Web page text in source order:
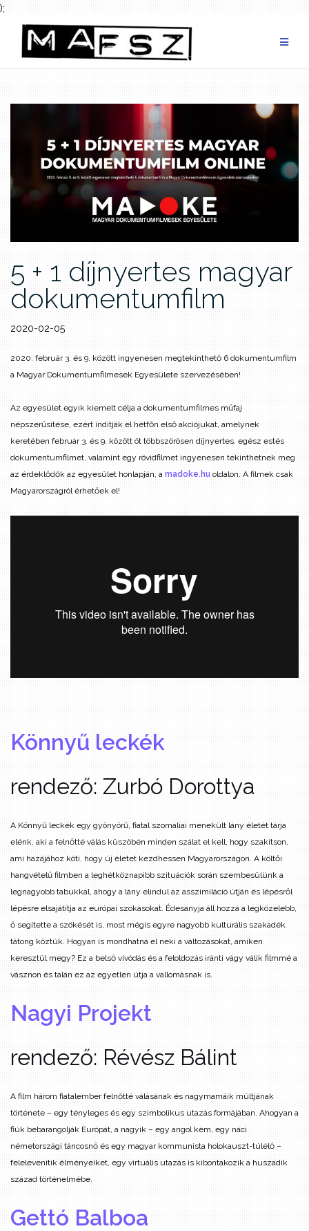
);
content
5 + 1 díjnyertes magyar
dokumentumfilm
2020-02-05
2020. február 3. és 9. között ingyenesen megtekinthető 6 dokumentumfilm
a Magyar Dokumentumfilmesek Egyesülete szervezésében!
Az egyesület egyik kiemelt célja a dokumentumfilmes műfaj
népszerűsítése, ezért indítják el hétfőn első akciójukat, amelynek
keretében február 3. és 9. között öt többszörösen díjnyertes, egész estés
dokumentumfilmet, valamint egy rövidfilmet ingyenesen tekinthetnek meg
az érdeklődők az egyesület honlapján, a madoke.hu oldalon. A filmek csak
Magyarországról érhetőek el!
Könnyű leckék
rendező: Zurbó Dorottya
A Könnyű leckék egy gyönyörű, fiatal szomáliai menekült lány életét tárja
elénk, aki a felnőtté válás küszöbén minden szálat el kell, hogy szakítson,
ami hazájához köti, hogy új életet kezdhessen Magyarországon. A költői
hangvételű filmben a leghétköznapibb szituációk során szembesülünk a
legnagyobb tabukkal, ahogy a lány elindul az asszimiláció útján és lépésről
lépésre elsajátítja az európai szokásokat. Édesanyja áll hozzá a legközelebb,
ő segítette a szökését is, most mégis egyre nagyobb kulturális szakadék
tátong köztük. Hogyan is mondhatná el neki a változásokat, amiken
keresztül megy? Ez a belső vívódás és a feloldozás iránti vágy válik filmmé a
vásznon és talán ez az egyetlen útja a vallomásnak is.
Nagyi Projekt
rendező: Révész Bálint
A film három fiatalember felnőtté válásának és nagymamáik múltjának
története – egy tényleges és egy szimbolikus utazás formájában. Ahogyan a
fiúk bebarangolják Európát, a nagyik – egy angol kém, egy náci
németországi táncosnő és egy magyar kommunista holokauszt-túlélő –
felelevenítik élményeiket, egy virtuális utazás is kibontakozik a huszadik
század történelmébe.
Gettó Balboa